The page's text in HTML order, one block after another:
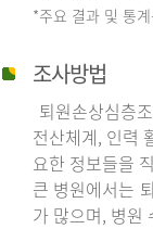
*주요 결과 및 통
조사방법
퇴원손상심층
전산체계, 인력
요한 정보들을
큰 병원에서는
가 많으며, 병원